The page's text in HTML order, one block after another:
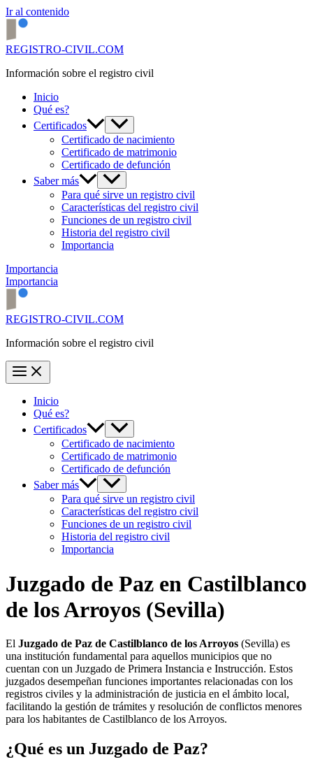
Ir al contenido
REGISTRO-CIVIL.COM
Información sobre el registro civil
Inicio
Qué es?
Certificados
Certificado de nacimiento
Certificado de matrimonio
Certificado de defunción
Saber más
Para qué sirve un registro civil
Características del registro civil
Funciones de un registro civil
Historia del registro civil
Importancia
Importancia
Importancia
REGISTRO-CIVIL.COM
Información sobre el registro civil
Inicio
Qué es?
Certificados
Certificado de nacimiento
Certificado de matrimonio
Certificado de defunción
Saber más
Para qué sirve un registro civil
Características del registro civil
Funciones de un registro civil
Historia del registro civil
Importancia
Juzgado de Paz en Castilblanco
de los Arroyos (Sevilla)
El Juzgado de Paz de Castilblanco de los Arroyos (Sevilla) es
una institución fundamental para aquellos municipios que no
cuentan con un Juzgado de Primera Instancia e Instrucción. Estos
juzgados desempeñan funciones importantes relacionadas con los
registros civiles y la administración de justicia en el ámbito local,
facilitando la gestión de trámites y resolución de conflictos menores
para los habitantes de Castilblanco de los Arroyos.
¿Qué es un Juzgado de Paz?